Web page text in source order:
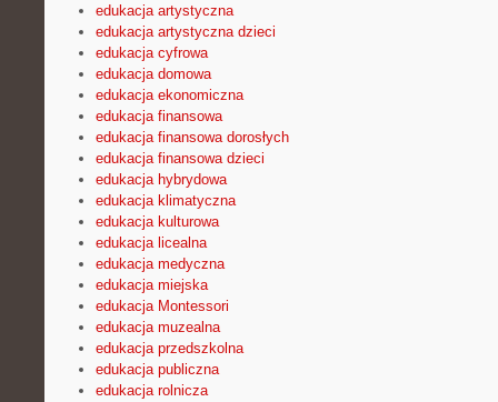
edukacja artystyczna
edukacja artystyczna dzieci
edukacja cyfrowa
edukacja domowa
edukacja ekonomiczna
edukacja finansowa
edukacja finansowa dorosłych
edukacja finansowa dzieci
edukacja hybrydowa
edukacja klimatyczna
edukacja kulturowa
edukacja licealna
edukacja medyczna
edukacja miejska
edukacja Montessori
edukacja muzealna
edukacja przedszkolna
edukacja publiczna
edukacja rolnicza